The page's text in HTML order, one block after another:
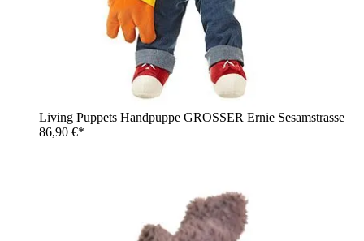
Living Puppets Handpuppe GROSSER Ernie Sesamstrasse
86,90 €*